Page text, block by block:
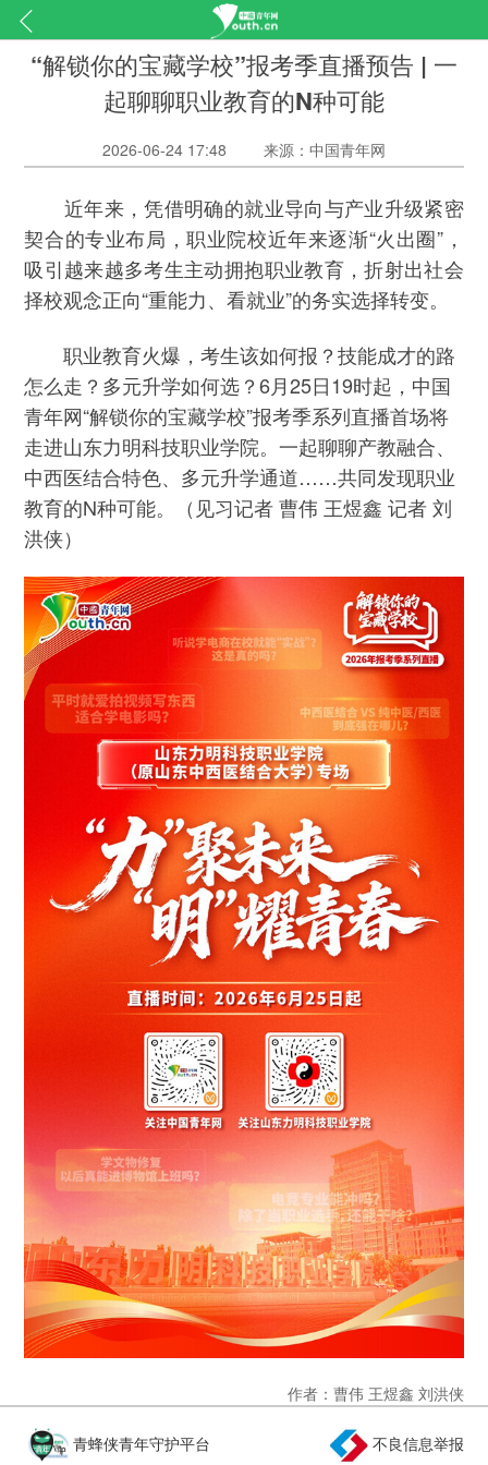
“解锁你的宝藏学校”报考季直播预告 | 一
起聊聊职业教育的N种可能
2026-06-24 17:48 来源：中国青年网
近年来，凭借明确的就业导向与产业升级紧密
契合的专业布局，职业院校近年来逐渐“火出圈”，
吸引越来越多考生主动拥抱职业教育，折射出社会
择校观念正向“重能力、看就业”的务实选择转变。
职业教育火爆，考生该如何报？技能成才的路
怎么走？多元升学如何选？6月25日19时起，中国
青年网“解锁你的宝藏学校”报考季系列直播首场将
走进山东力明科技职业学院。一起聊聊产教融合、
中西医结合特色、多元升学通道……共同发现职业
教育的N种可能。（见习记者 曹伟 王煜鑫 记者 刘
洪侠）
作者：曹伟 王煜鑫 刘洪侠
青蜂侠青年守护平台 不良信息举报